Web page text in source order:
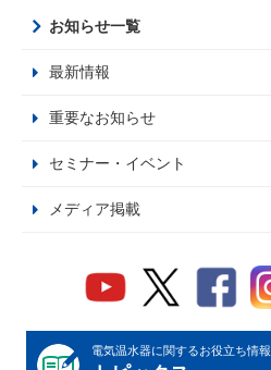
お知らせ一覧
最新情報
重要なお知らせ
セミナー・イベント
メディア掲載
電気温水器に関するお役立ち情報